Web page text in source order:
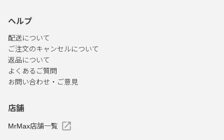
ヘルプ
配送について
ご注文のキャンセルについて
返品について
よくあるご質問
お問い合わせ・ご意見
店舗
MrMax店舗一覧